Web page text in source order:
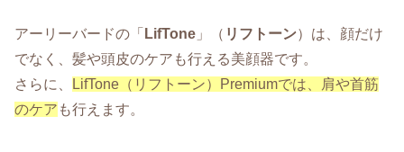
アーリーバードの「 LifTone 」（ リフトーン）は、顔だけ
でなく、髪や頭皮のケアも行える美顔器です。
さらに、
LifTone（リフトーン）Premiumでは、肩や首筋
のケア も行えます。